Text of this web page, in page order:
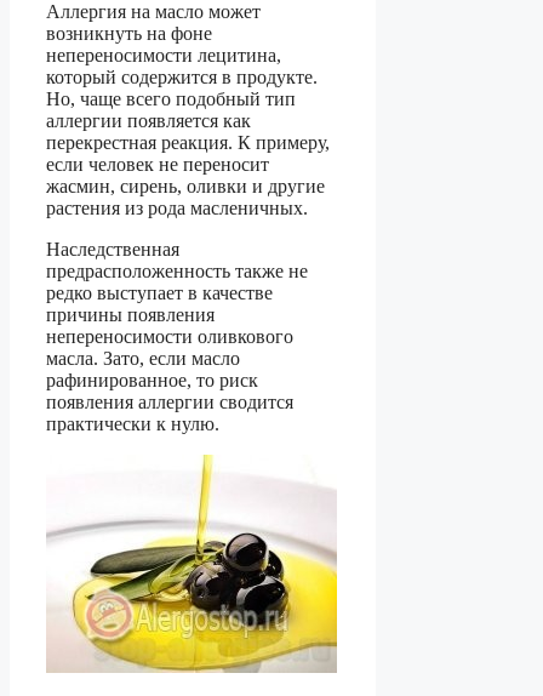
Аллергия на масло может
возникнуть на фоне
непереносимости лецитина,
который содержится в продукте.
Но, чаще всего подобный тип
аллергии появляется как
перекрестная реакция. К примеру,
если человек не переносит
жасмин, сирень, оливки и другие
растения из рода масленичных.
Наследственная
предрасположенность также не
редко выступает в качестве
причины появления
непереносимости оливкового
масла. Зато, если масло
рафинированное, то риск
появления аллергии сводится
практически к нулю.